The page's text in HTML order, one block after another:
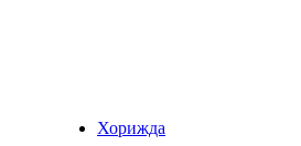
Хорижда